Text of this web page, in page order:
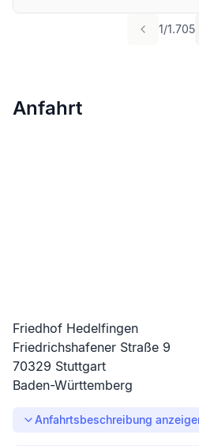
1/1.705
selbstredend
Anfahrt
Friedhof Hedelfingen
Friedrichshafener Straße 9
70329 Stuttgart
Baden-Württemberg
Anfahrtsbeschreibung